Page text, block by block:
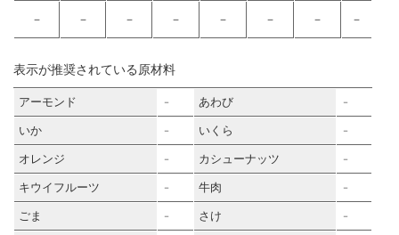
－ － － － － － － －
表示が推奨されている原材料
アーモンド － あわび －
いか － いくら －
オレンジ － カシューナッツ －
キウイフルーツ － 牛肉 －
ごま － さけ －